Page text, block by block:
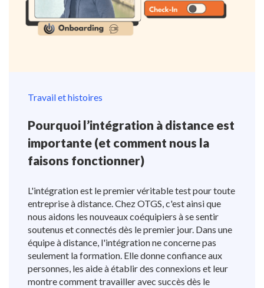
Travail et histoires
Pourquoi l’intégration à distance est
importante (et comment nous la
faisons fonctionner)
L'intégration est le premier véritable test pour toute
entreprise à distance. Chez OTGS, c'est ainsi que
nous aidons les nouveaux coéquipiers à se sentir
soutenus et connectés dès le premier jour. Dans une
équipe à distance, l'intégration ne concerne pas
seulement la formation. Elle donne confiance aux
personnes, les aide à établir des connexions et leur
montre comment travailler avec succès dès le